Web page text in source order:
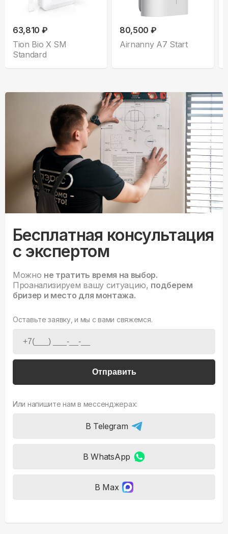
63,810 ₽
Tion Bio X SM
Standard
80,500 ₽
Airnanny A7 Start
Бесплатная консультация
с экспертом
Можно не тратить время на выбор.
Проанализируем вашу ситуацию, подберем
бризер и место для монтажа.
Оставьте заявку, и мы с вами свяжемся.
Отправить
Или напишите нам в мессенджерах:
В Telegram
В WhatsApp
В Max